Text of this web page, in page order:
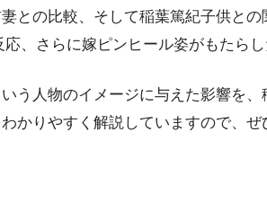
との比較、そして稲葉篤紀子供と
、さらに嫁ピンヒール姿がもたら
う人物のイメージに与えた影響を
かりやすく解説していますので、ぜ